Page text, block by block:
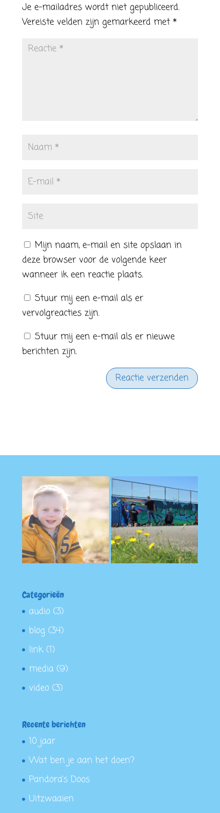
Je e-mailadres wordt niet gepubliceerd.
Vereiste velden zijn gemarkeerd met*
Mijn naam, e-mail en site opslaan in
deze browser voor de volgende keer
wanneer ik een reactie plaats.
Stuur mij een e-mail als er
vervolgreacties zijn.
Stuur mij een e-mail als er nieuwe
berichten zijn.
Categorieën
audio(3)
blog (34)
link(1)
media(9)
video(3)
Recente berichten
10 jaar
Wat ben je aan het doen?
Pandora’s Doos
Uitzwaaien